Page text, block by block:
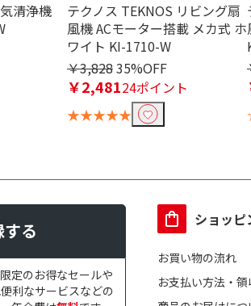
清浄機
テクノス TEKNOS リビング扇
風機 ACモーター搭載 メカ式 ホ
ワイト KI-1710-W
￥3,82835%OFF
￥2,48124ポイント
★★★★★
る
定のお得なセールや
利なサービスなどの
ショッピ
お買い物の流れ
お支払い方法・